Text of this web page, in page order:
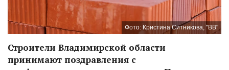
Фото: Кристина Ситникова, "ВВ"
Строители Владимирской области
принимают поздравления с